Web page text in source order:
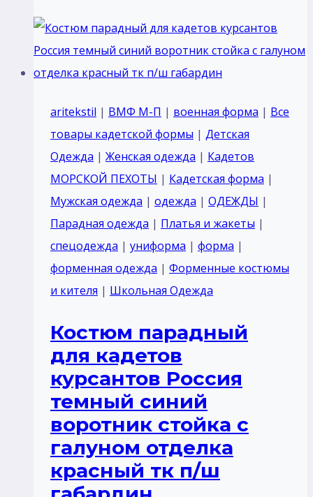
кадетов
курсантов
тк
п/
ш
габардин
Черный
воротник
отложной
отделка
цвет
брюки
черный
без
лaмпасом
или
кантом
aritekstil | ВМФ М-П | военная форма | Все
товары кадетской формы | Детская
Одежда | Женская одежда | Кадетов
МОРСКОЙ ПЕХОТЫ | Кадетская форма |
Мужская одежда | одежда | ОДЕЖДЫ |
Парадная одежда | Платья и жакеты |
спецодежда | униформа | форма |
форменная одежда | Форменные костюмы
и кителя | Школьная Одежда
Костюм парадный
для кадетов
курсантов Россия
темный синий
воротник стойка с
галуном отделка
красный тк п/ш